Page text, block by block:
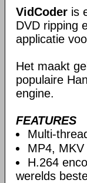
VidCoder is
DVD ripping
applicatie
Het maakt
populaire
engine.
FEATURES
Multi-
MP4,
H.264
werelds